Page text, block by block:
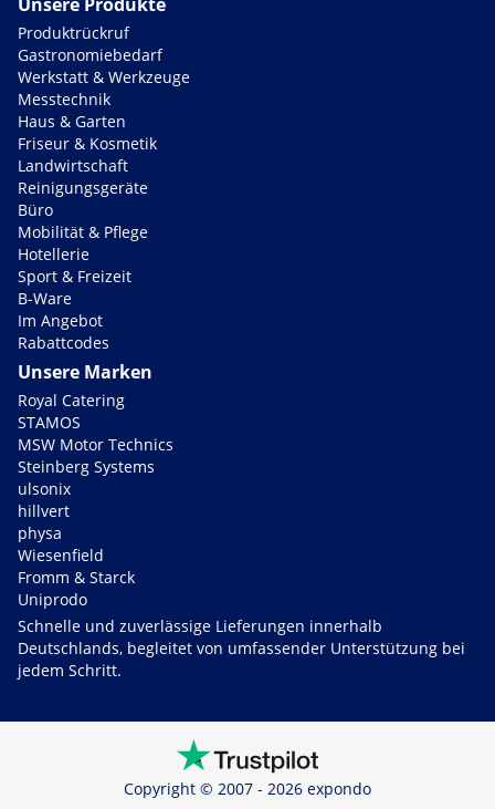
Produktrückruf
Gastronomiebedarf
Werkstatt & Werkzeuge
Messtechnik
Haus & Garten
Friseur & Kosmetik
Landwirtschaft
Reinigungsgeräte
Büro
Mobilität & Pflege
Hotellerie
Sport & Freizeit
B-Ware
Im Angebot
Rabattcodes
Unsere Marken
Royal Catering
STAMOS
MSW Motor Technics
Steinberg Systems
ulsonix
hillvert
physa
Wiesenfield
Fromm & Starck
Uniprodo
Schnelle und zuverlässige Lieferungen innerhalb
Deutschlands, begleitet von umfassender Unterstützung bei
jedem Schritt.
Copyright © 2007 - 2026 expondo